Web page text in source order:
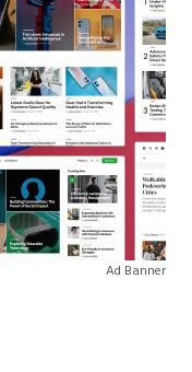
Ad Banner